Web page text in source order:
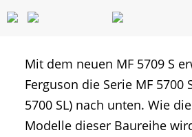
Mit dem neuen MF 5709 S
Ferguson die Serie MF 5700
5700 SL) nach unten. Wie
Modelle dieser Baureihe